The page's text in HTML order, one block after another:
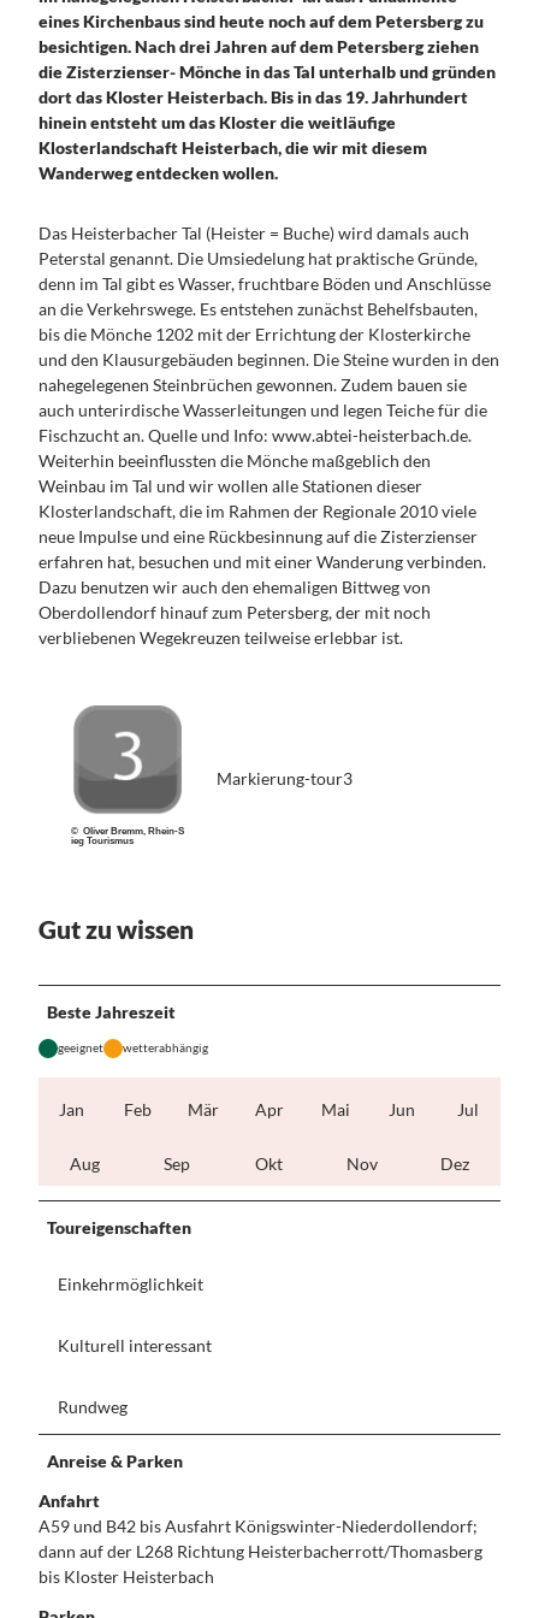
Handy
Guide
Kontakt
eines Kirchenbaus sind heute noch auf dem Petersberg zu
besichtigen. Nach drei Jahren auf dem Petersberg ziehen
die Zisterzienser- Mönche in das Tal unterhalb und gründen
dort das Kloster Heisterbach. Bis in das 19. Jahrhundert
hinein entsteht um das Kloster die weitläufige
Klosterlandschaft Heisterbach, die wir mit diesem
Wanderweg entdecken wollen.
Das Heisterbacher Tal (Heister = Buche) wird damals auch
Peterstal genannt. Die Umsiedelung hat praktische Gründe,
denn im Tal gibt es Wasser, fruchtbare Böden und Anschlüsse
an die Verkehrswege. Es entstehen zunächst Behelfsbauten,
bis die Mönche 1202 mit der Errichtung der Klosterkirche
und den Klausurgebäuden beginnen. Die Steine wurden in den
nahegelegenen Steinbrüchen gewonnen. Zudem bauen sie
auch unterirdische Wasserleitungen und legen Teiche für die
Fischzucht an. Quelle und Info: www.abtei-heisterbach.de.
Weiterhin beeinflussten die Mönche maßgeblich den
Weinbau im Tal und wir wollen alle Stationen dieser
Klosterlandschaft, die im Rahmen der Regionale 2010 viele
neue Impulse und eine Rückbesinnung auf die Zisterzienser
erfahren hat, besuchen und mit einer Wanderung verbinden.
Dazu benutzen wir auch den ehemaligen Bittweg von
Oberdollendorf hinauf zum Petersberg, der mit noch
verbliebenen Wegekreuzen teilweise erlebbar ist.
© Oliver Bremm, Rhein-S
ieg Tourismus
Markierung-tour3
Gut zu wissen
Beste Jahreszeit
geeignet wetterabhängig
Jan Feb Mär Apr Mai Jun Jul
Aug Sep Okt Nov Dez
Toureigenschaften
Einkehrmöglichkeit
Kulturell interessant
Rundweg
Anreise & Parken
Anfahrt
A59 und B42 bis Ausfahrt Königswinter-Niederdollendorf;
dann auf der L268 Richtung Heisterbacherrott/Thomasberg
bis Kloster Heisterbach